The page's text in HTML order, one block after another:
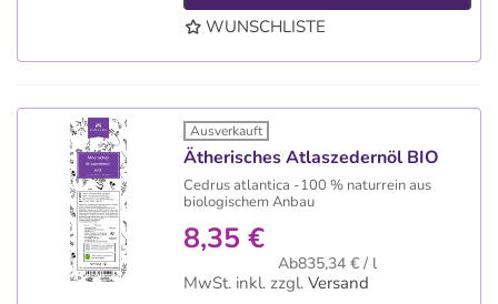
WUNSCHLISTE
Ausverkauft
Ätherisches Atlaszedernöl BIO
Cedrus atlantica -100 % naturrein aus
biologischem Anbau
8,35 €
Ab835,34 € / l
MwSt. inkl. zzgl. Versand